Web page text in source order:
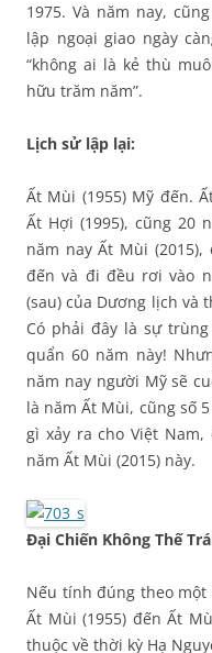
1975. Và năm nay,
lập ngoại giao ngày
“không ai là kẻ thù
hữu trăm năm”.
Lịch sử lập lại:
Ất Mùi (1955) Mỹ đến.
Ất Hợi (1995), cũng 20
năm nay Ất Mùi
đến và đi đều rơi vào
(sau) của Dương lịch và
Có phải đây là sự
quẩn 60 năm này!
năm nay người Mỹ sẽ
là năm Ất Mùi, cũng số
gì xảy ra cho Việt
năm Ất Mùi (2015) này.
Đại Chiến Không Thế
Nếu tính đúng theo một
Ất Mùi (1955) đến Ất
thuộc về thời kỳ Hạ